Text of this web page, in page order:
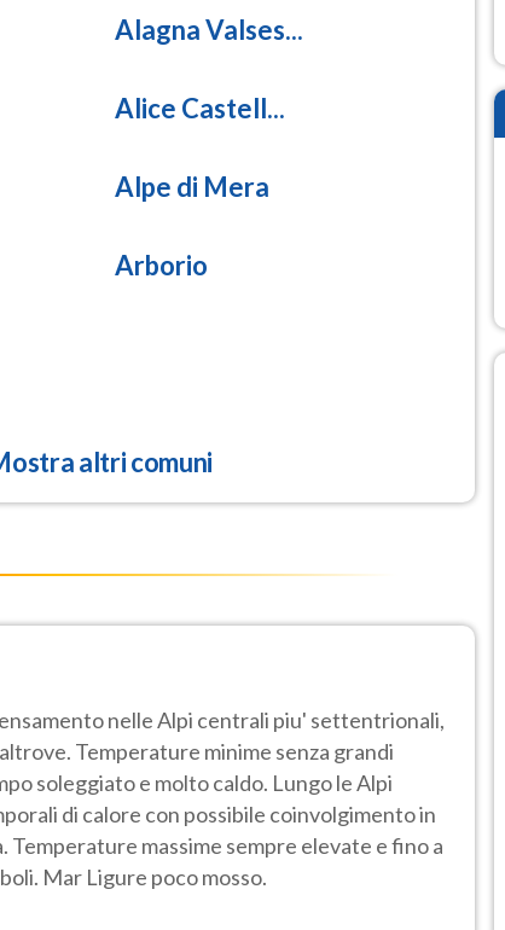
Alagna Valses...
Alice Castell...
Alpe di Mera
Arborio
altri comuni
nelle Alpi centrali piu' settentrionali,
Temperature minime senza grandi
soleggiato e molto caldo. Lungo le Alpi
di calore con possibile coinvolgimento in
Temperature massime sempre elevate e fino a
Mar Ligure poco mosso.